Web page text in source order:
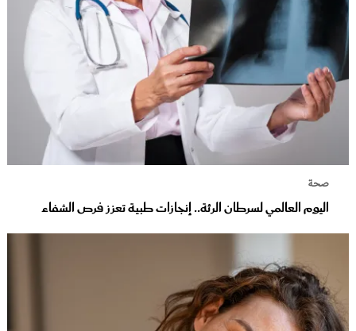
صحة
اليوم العالمي لسرطان الرئة.. إنجازات طبية تعزز فرص الشفاء